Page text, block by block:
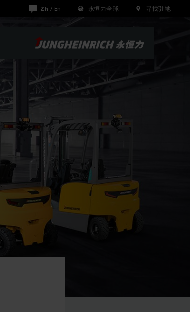
Zh / En 永恒力全球 寻找驻地